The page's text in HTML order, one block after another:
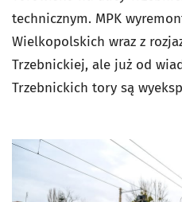
technicznym. MPK
Wielkopolskich wraz z
Trzebnickiej, ale już od
Trzebnickich tory są